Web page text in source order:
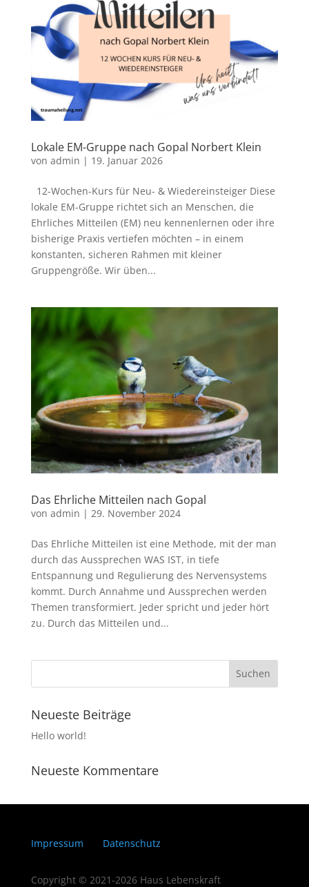
Lokale EM-Gruppe nach Gopal Norbert Klein
von admin | 19. Januar 2026
12-Wochen-Kurs für Neu- & Wiedereinsteiger Diese
lokale EM-Gruppe richtet sich an Menschen, die
Ehrliches Mitteilen (EM) neu kennenlernen oder ihre
bisherige Praxis vertiefen möchten – in einem
konstanten, sicheren Rahmen mit kleiner
Gruppengröße. Wir üben...
Das Ehrliche Mitteilen nach Gopal
von admin | 29. November 2024
Das Ehrliche Mitteilen ist eine Methode, mit der man
durch das Aussprechen WAS IST, in tiefe
Entspannung und Regulierung des Nervensystems
kommt. Durch Annahme und Aussprechen werden
Themen transformiert. Jeder spricht und jeder hört
zu. Durch das Mitteilen und...
Neueste Beiträge
Hello world!
Neueste Kommentare
Impressum Datenschutz
Copyright © 2021-2026 Haus Lebenskraft